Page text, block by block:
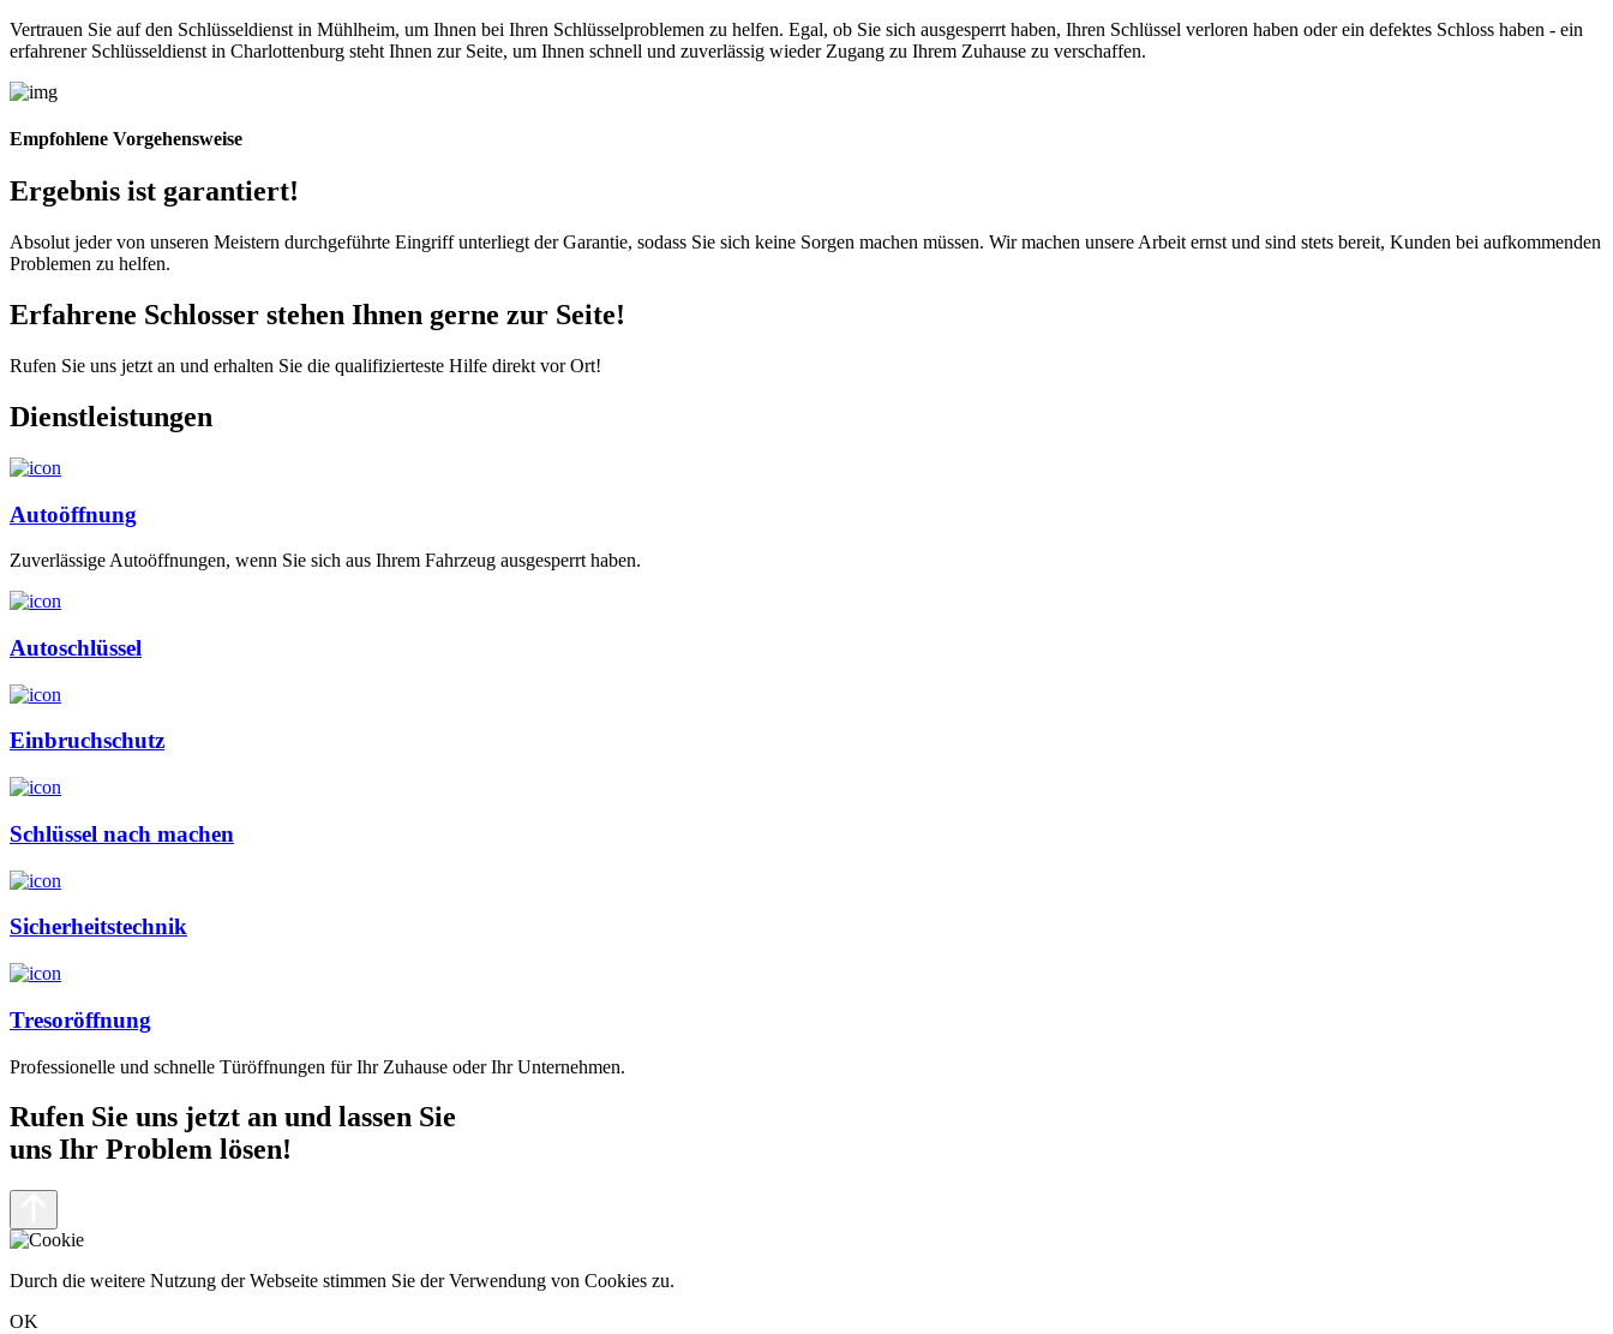
Vertrauen Sie auf den Schlüsseldienst in Mühlheim, um Ihnen bei Ihren Schlüsselproblemen zu helfen. Egal, ob Sie sich ausgesperrt haben, Ihren Schlüssel verloren haben oder ein defektes Schloss haben - ein
erfahrener Schlüsseldienst in Charlottenburg steht Ihnen zur Seite, um Ihnen schnell und zuverlässig wieder Zugang zu Ihrem Zuhause zu verschaffen.
Empfohlene Vorgehensweise
Ergebnis ist garantiert!
Absolut jeder von unseren Meistern durchgeführte Eingriff unterliegt der Garantie, sodass Sie sich keine Sorgen machen müssen. Wir machen unsere Arbeit ernst und sind stets bereit, Kunden bei aufkommenden
Problemen zu helfen.
Erfahrene Schlosser stehen Ihnen gerne zur Seite!
Rufen Sie uns jetzt an und erhalten Sie die qualifizierteste Hilfe direkt vor Ort!
Dienstleistungen
Autoöffnung
Zuverlässige Autoöffnungen, wenn Sie sich aus Ihrem Fahrzeug ausgesperrt haben.
Autoschlüssel
Einbruchschutz
Schlüssel nach machen
Sicherheitstechnik
Tresoröffnung
Professionelle und schnelle Türöffnungen für Ihr Zuhause oder Ihr Unternehmen.
Rufen Sie uns jetzt an und lassen Sie
uns Ihr Problem lösen!
Durch die weitere Nutzung der Webseite stimmen Sie der Verwendung von Cookies zu.
OK